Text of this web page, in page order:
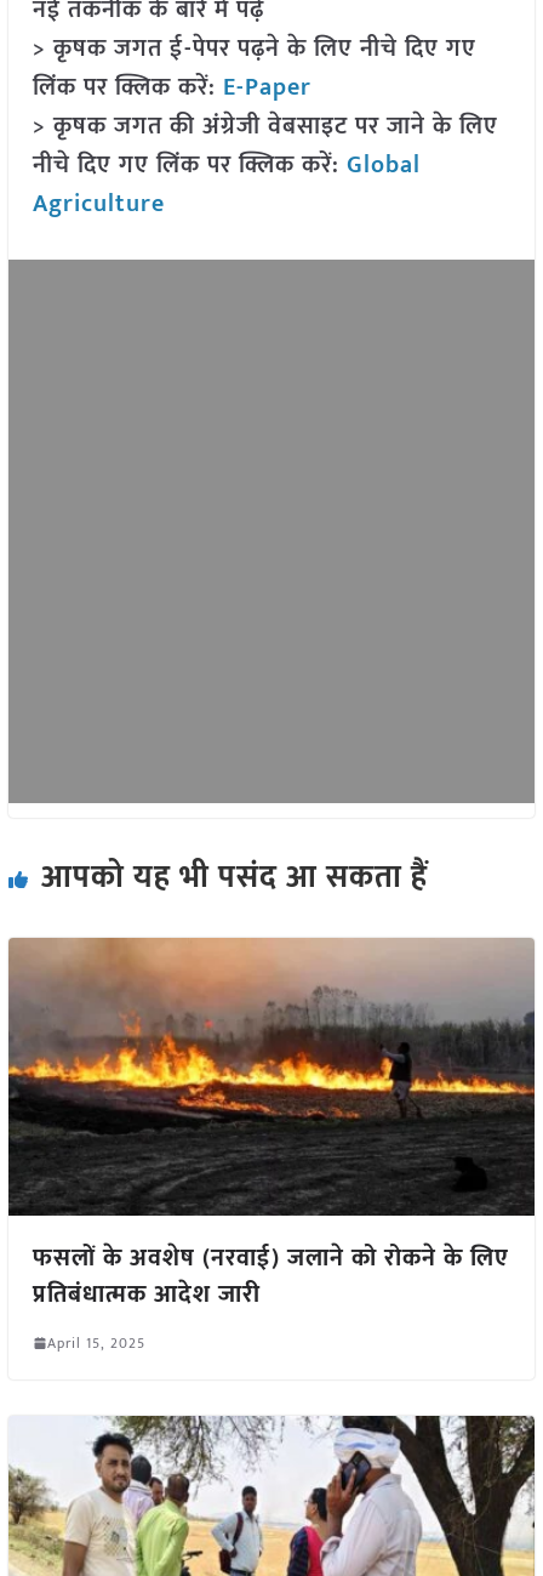
नई तकनीक के बारे में पढ़ें
> कृषक जगत ई-पेपर पढ़ने के लिए नीचे दिए गए
लिंक पर क्लिक करें: E-Paper
> कृषक जगत की अंग्रेजी वेबसाइट पर जाने के लिए
नीचे दिए गए लिंक पर क्लिक करें: Global
Agriculture
आपको यह भी पसंद आ सकता हैं
फसलों के अवशेष (नरवाई) जलाने को रोकने के लिए
प्रतिबंधात्मक आदेश जारी
April 15, 2025